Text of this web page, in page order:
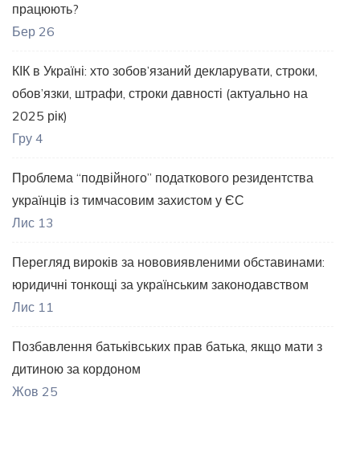
працюють?
Бер 26
КІК в Україні: хто зобов’язаний декларувати, строки,
обов’язки, штрафи, строки давності (актуально на
2025 рік)
Гру 4
Проблема “подвійного” податкового резидентства
українців із тимчасовим захистом у ЄС
Лис 13
Перегляд вироків за нововиявленими обставинами:
юридичні тонкощі за українським законодавством
Лис 11
Позбавлення батьківських прав батька, якщо мати з
дитиною за кордоном
Жов 25